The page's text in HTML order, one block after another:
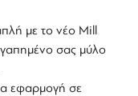
με το νέο Mill
σας μύλο
εφαρμογή σε